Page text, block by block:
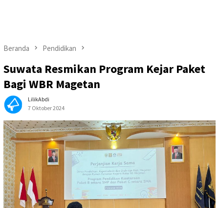
Beranda Pendidikan
Suwata Resmikan Program Kejar Paket
Bagi WBR Magetan
LilikAbdi
7 Oktober 2024